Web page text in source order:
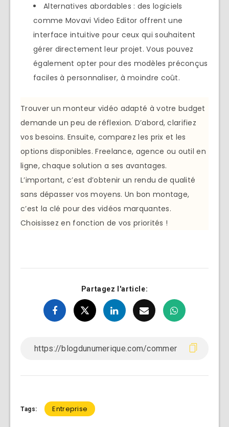
Alternatives abordables : des logiciels
comme Movavi Video Editor offrent une
interface intuitive pour ceux qui souhaitent
gérer directement leur projet. Vous pouvez
également opter pour des modèles préconçus
faciles à personnaliser, à moindre coût.
Trouver un monteur vidéo adapté à votre budget
demande un peu de réflexion. D’abord, clarifiez
vos besoins. Ensuite, comparez les prix et les
options disponibles. Freelance, agence ou outil en
ligne, chaque solution a ses avantages.
L’important, c’est d’obtenir un rendu de qualité
sans dépasser vos moyens. Un bon montage,
c’est la clé pour des vidéos marquantes.
Choisissez en fonction de vos priorités !
Partagez l'article:
Tags: Entreprise